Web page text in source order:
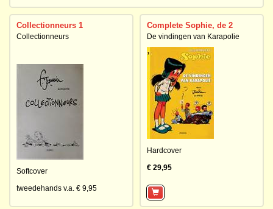
Collectionneurs 1
Collectionneurs
Softcover
tweedehands v.a. € 9,95
Complete Sophie, de 2
De vindingen van Karapolie
Hardcover
€ 29,95